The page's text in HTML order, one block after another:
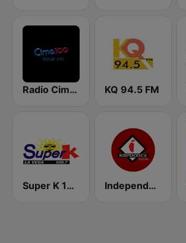
Radio Cima 100.5 FM KQ 94.5 FM
Super K 100.7 FM Independencia FM